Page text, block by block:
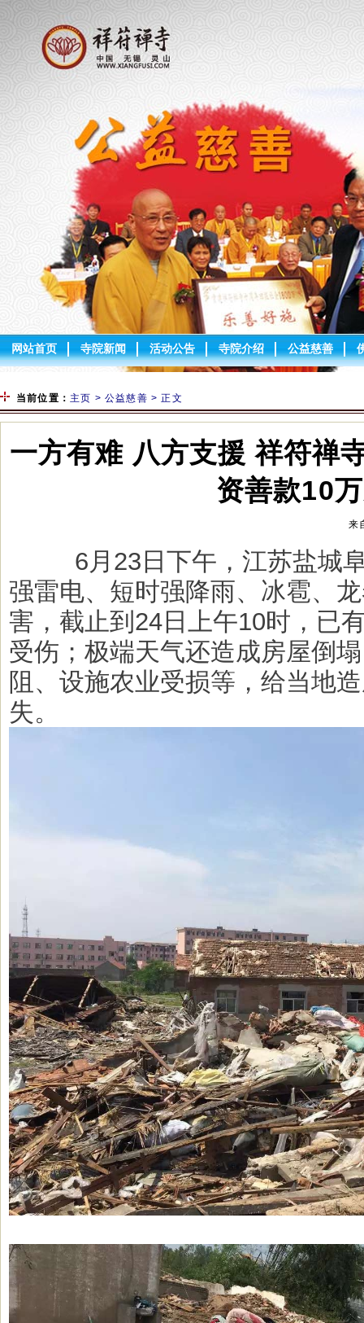
网站首页 寺院新闻 活动公告 寺院介绍 公益慈善
当前位置： 主页 >公益慈善 > 正文
一方有难 八方支援 祥符禅
资善款10
来
强雷电、短时强降雨、冰雹、
害，截止到24日上午10时，已
受伤；极端天气还造成房屋倒
阻、设施农业受损等，给当地
失。